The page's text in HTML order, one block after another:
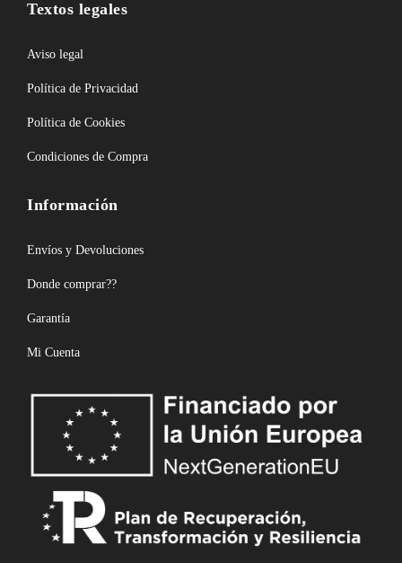
Textos legales
Aviso legal
Política de Privacidad
Política de Cookies
Condiciones de Compra
Información
Envíos y Devoluciones
Donde comprar??
Garantía
Mi Cuenta